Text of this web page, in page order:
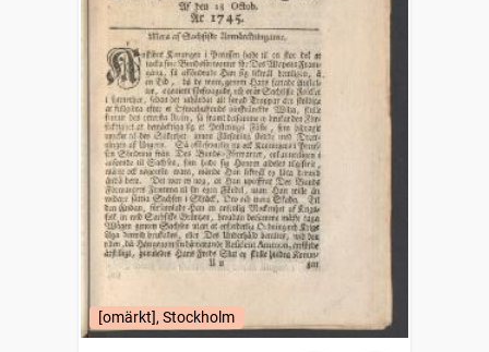
[omärkt], Stockholm